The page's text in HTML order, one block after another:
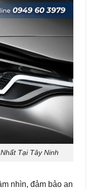
Tại Tây Ninh
nhìn, đảm bảo an